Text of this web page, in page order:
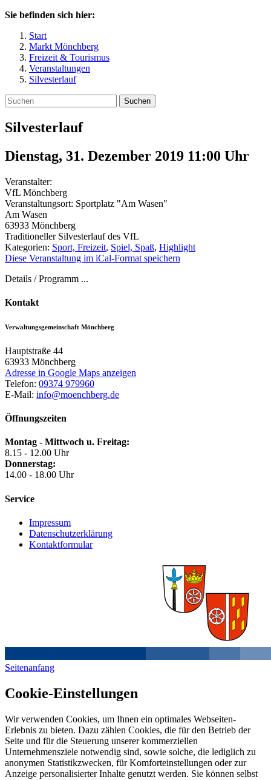
Sie befinden sich hier:
Start
Markt Mönchberg
Freizeit & Tourismus
Veranstaltungen
Silvesterlauf
Suchen
Silvesterlauf
Dienstag, 31. Dezember 2019 11:00 Uhr
Veranstalter:
VfL Mönchberg
Veranstaltungsort: Sportplatz "Am Wasen"
Am Wasen
63933 Mönchberg
Traditioneller Silvesterlauf des VfL
Kategorien: Sport, Freizeit, Spiel, Spaß, Highlight
Diese Veranstaltung im iCal-Format speichern
Details / Programm ...
Kontakt
Verwaltungsgemeinschaft Mönchberg
Hauptstraße 44
63933 Mönchberg
Adresse in Google Maps anzeigen
Telefon: 09374 979960
E-Mail: info@moenchberg.de
Öffnungszeiten
Montag - Mittwoch u. Freitag:
8.15 - 12.00 Uhr
Donnerstag:
14.00 - 18.00 Uhr
Service
Impressum
Datenschutzerklärung
Kontaktformular
Seitenanfang
Cookie-Einstellungen
Wir verwenden Cookies, um Ihnen ein optimales Webseiten-
Erlebnis zu bieten. Dazu zählen Cookies, die für den Betrieb der
Seite und für die Steuerung unserer kommerziellen
Unternehmensziele notwendig sind, sowie solche, die lediglich zu
anonymen Statistikzwecken, für Komforteinstellungen oder zur
Anzeige personalisierter Inhalte genutzt werden. Sie können selbst